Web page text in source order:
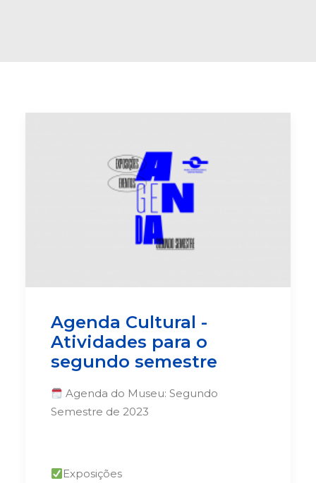
Agenda Cultural -
Atividades para o
segundo semestre
Agenda do Museu: Segundo
Semestre de 2023
Exposições